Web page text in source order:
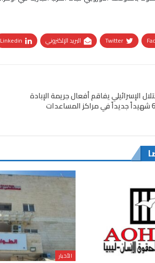
Twitter البريد الإلكتروني Linkedin
الإسرائيلي يفاقم أفعال جريمة الإبادة
الجماعية في غزة نحو 60 شهيداً جديداً في مراكز المساعدات
الأخبار